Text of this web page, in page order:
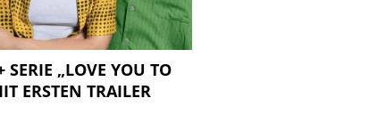
SERIE „LOVE YOU TO
ERSTEN TRAILER